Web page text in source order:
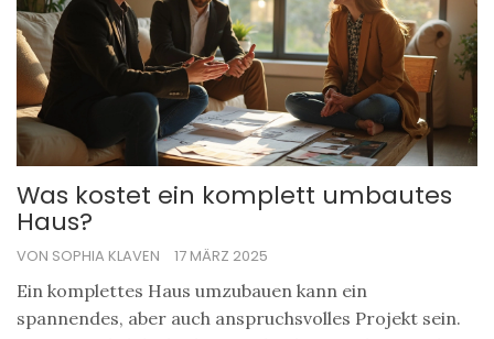
Was kostet ein komplett umbautes
Haus?
VON SOPHIA KLAVEN 17 MÄRZ 2025
Ein komplettes Haus umzubauen kann ein
spannendes, aber auch anspruchsvolles Projekt sein.